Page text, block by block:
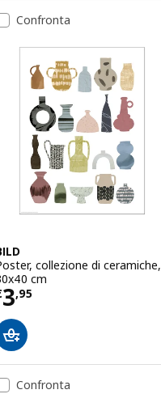
Confronta
collezione di ceramiche,
cm
3,95 € 3,95
Confronta